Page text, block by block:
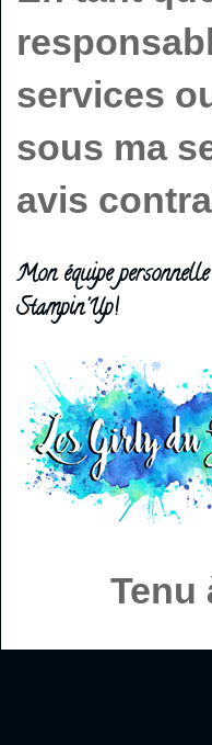
services
sous ma
avis
Mon équipe
Stampin'Up!
Tenu